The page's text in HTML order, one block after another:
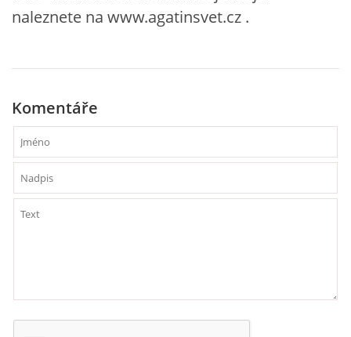
HÁDANKY K TÉMATU JARO, LÉTO, PODZIM,ZIMA
BÁSNĚ K TÉMATU JARO
POHYBOVÉ AKTIVITY NA TÉMA JARO
PÍSNĚ K TÉMATU LÉTO
POHYBOVÉ AKTIVITY NA TÉMA LÉTO
naleznete na www.agatinsvet.cz .
Komentáře